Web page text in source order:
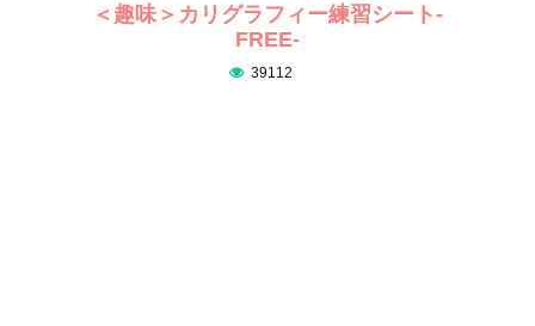
＜趣味＞カリグラフィー練習シート-
FREE-
39112